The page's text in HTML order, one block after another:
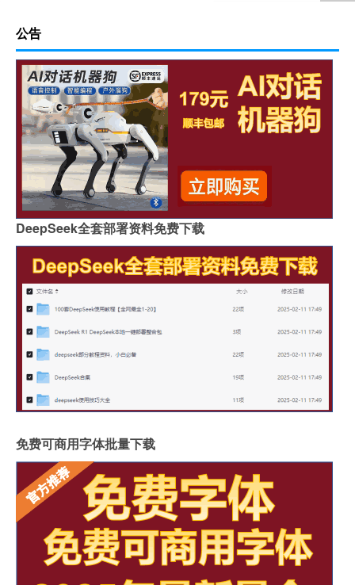
公告
DeepSeek全套部署资料免费下载
免费可商用字体批量下载